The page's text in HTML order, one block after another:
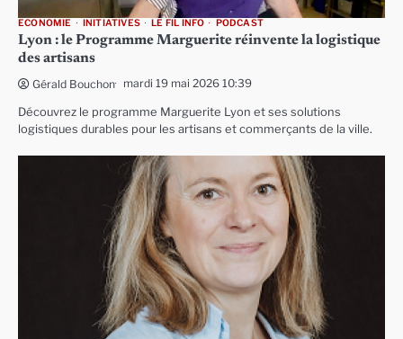
ECONOMIE INITIATIVES LE FIL INFO PODCAST
Lyon : le Programme Marguerite réinvente la logistique
des artisans
Gérald Bouchon mardi 19 mai 2026 10:39
Découvrez le programme Marguerite Lyon et ses solutions
logistiques durables pour les artisans et commerçants de la ville.